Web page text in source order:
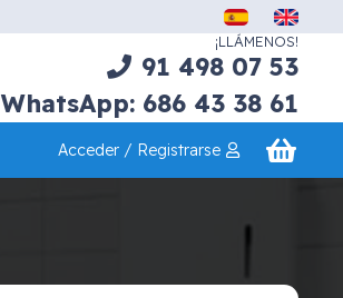
¡LLÁMENOS!
91 498 07 53
WhatsApp: 686 43 38 61
Acceder / Registrarse